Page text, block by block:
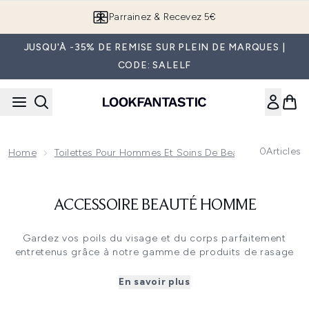
Parrainez & Recevez 5€
JUSQU'À -35% DE REMISE SUR PLEIN DE MARQUES |
CODE: SALELF
Home Toilettes Pour Hommes Et Soins De Beauté 0Articles
ACCESSOIRE BEAUTÉ HOMME
Gardez vos poils du visage et du corps parfaitement
entretenus grâce à notre gamme de produits de rasage
permettent d'obtenir un rasage net, sans poils incarnés ni
En savoir plus